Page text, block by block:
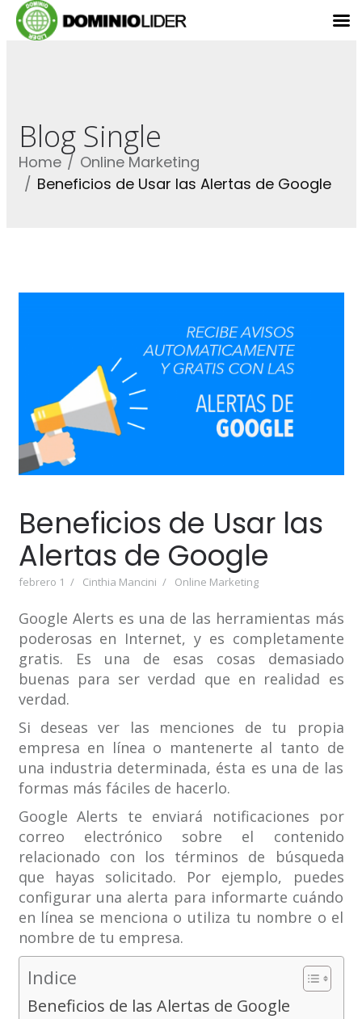
Blog Single
Home
Online Marketing
Beneficios de Usar las Alertas de Google
Beneficios de Usar las
Alertas de Google
febrero 1 Cinthia Mancini Online Marketing
Google Alerts es una de las herramientas más
poderosas en Internet, y es completamente
gratis. Es una de esas cosas demasiado
buenas para ser verdad que en realidad es
verdad.
Si deseas ver las menciones de tu propia
empresa en línea o mantenerte al tanto de
una industria determinada, ésta es una de las
formas más fáciles de hacerlo.
Google Alerts te enviará notificaciones por
correo electrónico sobre el contenido
relacionado con los términos de búsqueda
que hayas solicitado. Por ejemplo, puedes
configurar una alerta para informarte cuándo
en línea se menciona o utiliza tu nombre o el
nombre de tu empresa.
Indice
Beneficios de las Alertas de Google